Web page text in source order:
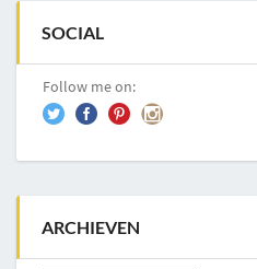
SOCIAL
Follow me on:
ARCHIEVEN